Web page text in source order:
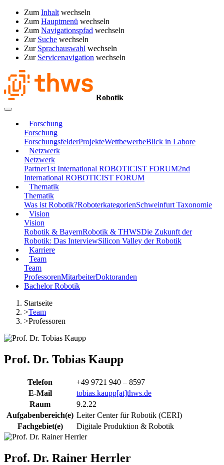
Zum Inhalt wechseln
Zum Hauptmenü wechseln
Zum Navigationspfad wechseln
Zur Suche wechseln
Zur Sprachauswahl wechseln
Zur Servicenavigation wechseln
Robotik
Forschung
Forschung
ForschungsfelderProjekteWettbewerbeBlick in Labore
Netzwerk
Netzwerk
Partner1st International ROBOTICIST FORUM2nd
International ROBOTICIST FORUM
Thematik
Thematik
Was ist Robotik?RoboterkategorienSchweinfurt Taxonomie
Vision
Vision
Robotik & BayernRobotik & THWSDie Zukunft der
Robotik: Das InterviewSilicon Valley der Robotik
Karriere
Team
Team
ProfessorenMitarbeiterDoktoranden
Bachelor Robotik
Startseite
>Team
>Professoren
Prof. Dr. Tobias Kaupp
Telefon
+49 9721 940 – 8597
E-Mail
tobias.kaupp[at]thws.de
Raum
9.2.22
Aufgabenbereich(e) Leiter Center für Robotik (CERI)
Fachgebiet(e)
Digitale Produktion & Robotik
Prof. Dr. Rainer Herrler